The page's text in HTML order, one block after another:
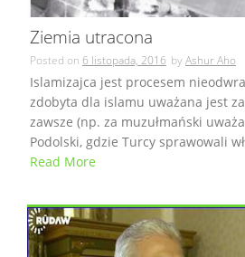
Ziemia utracona
Posted on 6 listopada, 2016 byAshur Aho
Islamizajca jest procesem
zdobyta dla islamu uważana jest
zawsze (np. za muzułmański
Podolski, gdzie Turcy sprawowali
Read More